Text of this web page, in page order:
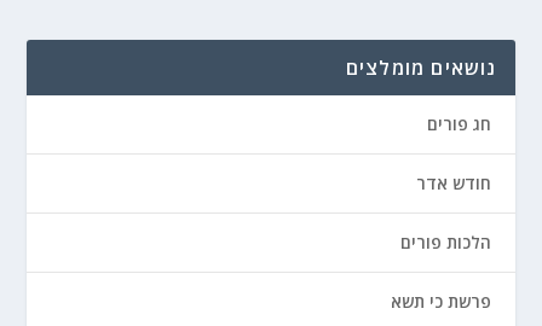
נושאים מומלצים
חג פורים
חודש אדר
הלכות פורים
פרשת כי תשא